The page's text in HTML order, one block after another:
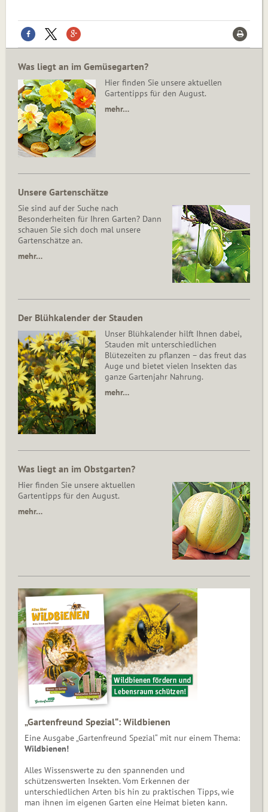
Was liegt an im Gemüsegarten?
Hier finden Sie unsere aktuellen
Gartentipps für den August.
mehr…
Unsere Gartenschätze
Sie sind auf der Suche nach
Besonderheiten für Ihren Garten? Dann
schauen Sie sich doch mal unsere
Gartenschätze an.
mehr…
Der Blühkalender der Stauden
Unser Blühkalender hilft Ihnen dabei,
Stauden mit unterschiedlichen
Blütezeiten zu pflanzen – das freut das
Auge und bietet vielen Insekten das
ganze Gartenjahr Nahrung.
mehr…
Was liegt an im Obstgarten?
Hier finden Sie unsere aktuellen
Gartentipps für den August.
mehr…
„Gartenfreund Spezial“: Wildbienen
Eine Ausgabe „Gartenfreund Spezial“ mit nur einem Thema:
Wildbienen!
Alles Wissenswerte zu den spannenden und
schützenswerten Insekten. Vom Erkennen der
unterschiedlichen Arten bis hin zu praktischen Tipps, wie
man ihnen im eigenen Garten eine Heimat bieten kann.